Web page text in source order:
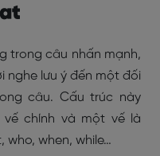
trong câu nhấn mạnh,
nghe lưu ý đến một đối
câu. Cấu trúc này
chính và một vế là
who, when, while…